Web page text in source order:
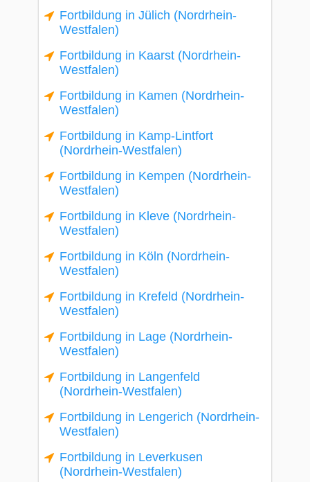
Fortbildung in Jülich (Nordrhein-
Westfalen)
Fortbildung in Kaarst (Nordrhein-
Westfalen)
Fortbildung in Kamen (Nordrhein-
Westfalen)
Fortbildung in Kamp-Lintfort
(Nordrhein-Westfalen)
Fortbildung in Kempen (Nordrhein-
Westfalen)
Fortbildung in Kleve (Nordrhein-
Westfalen)
Fortbildung in Köln (Nordrhein-
Westfalen)
Fortbildung in Krefeld (Nordrhein-
Westfalen)
Fortbildung in Lage (Nordrhein-
Westfalen)
Fortbildung in Langenfeld
(Nordrhein-Westfalen)
Fortbildung in Lengerich (Nordrhein-
Westfalen)
Fortbildung in Leverkusen
(Nordrhein-Westfalen)